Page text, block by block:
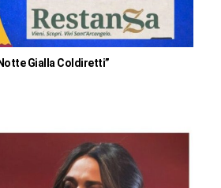
Gialla Coldiretti”